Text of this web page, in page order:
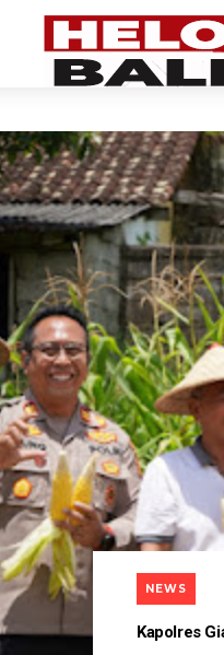
NEWS
Kapolres